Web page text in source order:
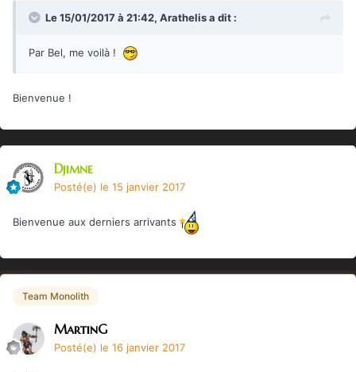
Le 15/01/2017 à 21:42, Arathelisa dit :
Par Bel, me voilà !
Bienvenue !
Djimne
Posté(e) le 15 janvier 2017
Bienvenue aux derniers arrivants
Team Monolith
MartinG
Posté(e) le 16 janvier 2017